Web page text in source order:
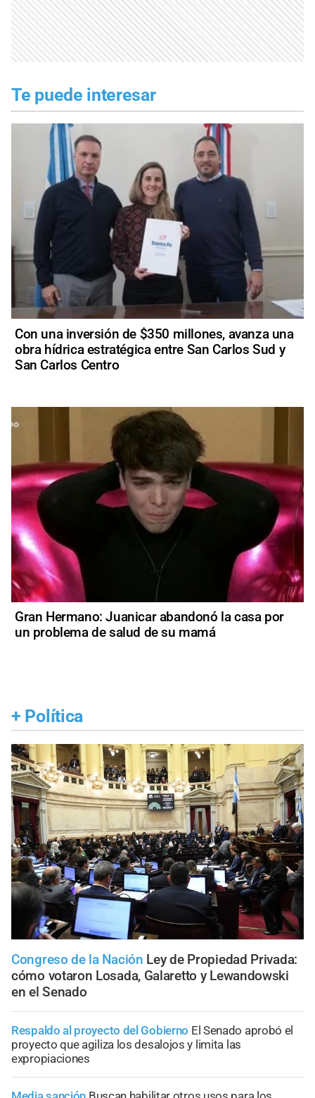
Te puede interesar
Con una inversión de $350 millones, avanza una
obra hídrica estratégica entre San Carlos Sud y
San Carlos Centro
Gran Hermano: Juanicar abandonó la casa por
un problema de salud de su mamá
+ Política
Congreso de la Nación Ley de Propiedad Privada:
cómo votaron Losada, Galaretto y Lewandowski
en el Senado
Respaldo al proyecto del Gobierno El Senado aprobó el
proyecto que agiliza los desalojos y limita las
expropiaciones